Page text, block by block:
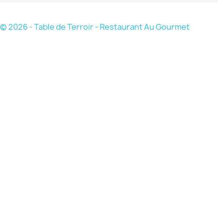
© 2026 - Table de Terroir - Restaurant Au Gourmet